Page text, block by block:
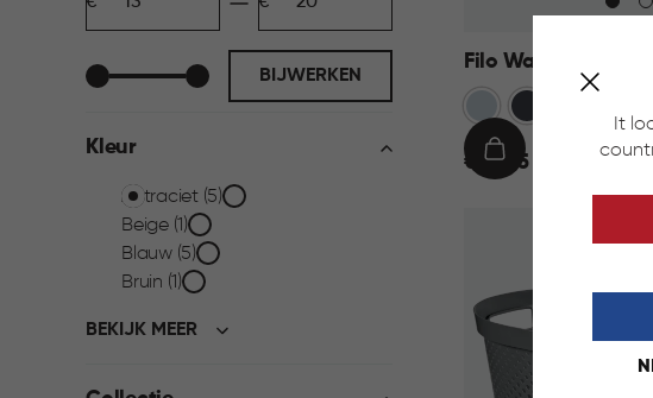
It
filter
BIJWERKEN
Kleur
Kleur
filter
Antraciet (5)
Beige (1)
Blauw (5)
Bruin (1)
BEKIJK MEER
Filo Wasmand 45L
BlauwAntraciet
€€ 13,95
IN